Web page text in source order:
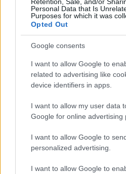
Personal Data that Is
Purposes for which it was
Opted Out
Google consents
I want to allow Google to
related to advertising like
device identifiers in apps.
I want to allow my user data
Google for online advertising
I want to allow Google to
personalized advertising.
I want to allow Google to
Ακολουθείστε το
TελευταίεςΕιδήσειςγια